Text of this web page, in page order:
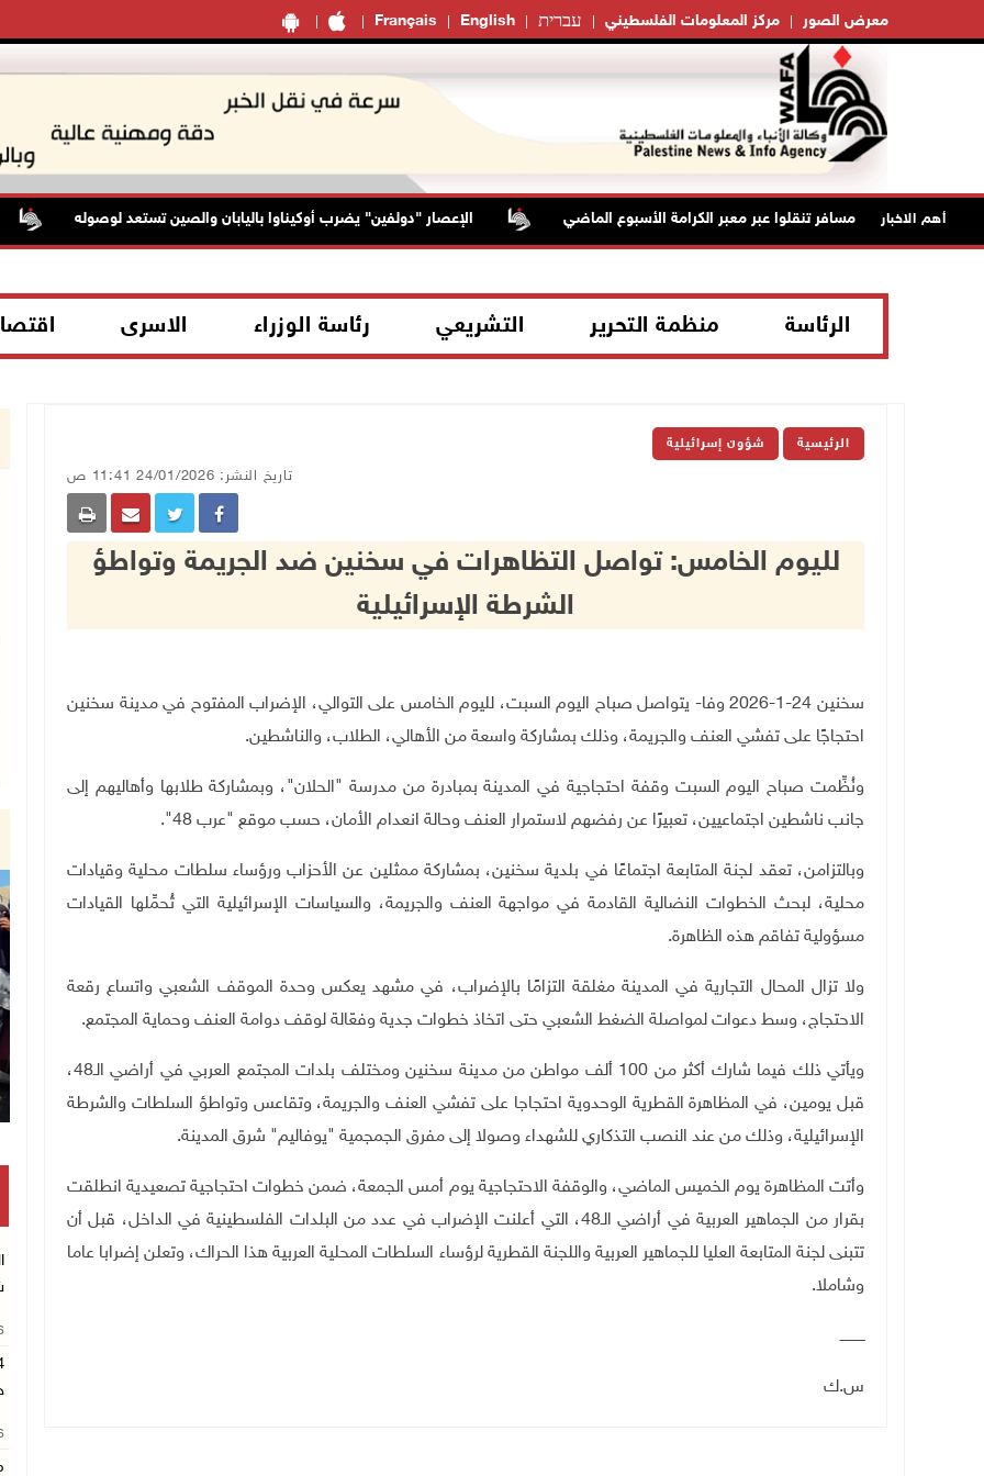
Français English עברית مركز المعلومات الفلسطيني معرض الصور
أهم الاخبار
42 الف مسافر تنقلوا عبر معبر الكرامة الأسبوع الماضي الإعصار "دولفين" يضرب أوكيناوا باليابان والصين تستعد لوصوله
الرئاسة منظمة التحرير التشريعي رئاسة الوزراء الاسرى
الرئيسية شؤون إسرائيلية
تاريخ النشر: 24/01/2026 11:41 ص
لليوم الخامس: تواصل التظاهرات في سخنين ضد الجريمة وتواطؤ
الشرطة الإسرائيلية
سخنين 24-1-2026 وفا- يتواصل صباح اليوم السبت، لليوم الخامس على التوالي، الإضراب المفتوح في مدينة سخنين
احتجاجًا على تفشي العنف والجريمة، وذلك بمشاركة واسعة من الأهالي، الطلاب، والناشطين.
ونُظِّمت صباح اليوم السبت وقفة احتجاجية في المدينة بمبادرة من مدرسة "الحلان"، وبمشاركة طلابها وأهاليهم إلى
جانب ناشطين اجتماعيين، تعبيرًا عن رفضهم لاستمرار العنف وحالة انعدام الأمان، حسب موقع "عرب 48
"
.
وبالتزامن، تعقد لجنة المتابعة اجتماعًا في بلدية سخنين، بمشاركة ممثلين عن الأحزاب ورؤساء سلطات محلية وقيادات
محلية، لبحث الخطوات النضالية القادمة في مواجهة العنف والجريمة، والسياسات الإسرائيلية التي تُحمِّلها القيادات
مسؤولية تفاقم هذه الظاهرة.
ولا تزال المحال التجارية في المدينة مغلقة التزامًا بالإضراب، في مشهد يعكس وحدة الموقف الشعبي واتساع رقعة
الاحتجاج، وسط دعوات لمواصلة الضغط الشعبي حتى اتخاذ خطوات جدية وفعّالة لوقف دوامة العنف وحماية المجتمع.
ويأتي ذلك فيما شارك أكثر من 100 ألف مواطن من مدينة سخنين ومختلف بلدات المجتمع العربي في أراضي الـ48،
قبل يومين، في المظاهرة القطرية الوحدوية احتجاجا على تفشي العنف والجريمة، وتقاعس وتواطؤ السلطات والشرطة
الإسرائيلية، وذلك من عند النصب التذكاري للشهداء وصولا إلى مفرق الجمجمية "يوفاليم" شرق المدينة.
وأتت المظاهرة يوم الخميس الماضي، والوقفة الاحتجاجية يوم أمس الجمعة، ضمن خطوات احتجاجية تصعيدية انطلقت
بقرار من الجماهير العربية في أراضي الـ48، التي أعلنت الإضراب في عدد من البلدات الفلسطينية في الداخل، قبل أن
تتبنى لجنة المتابعة العليا للجماهير العربية واللجنة القطرية لرؤساء السلطات المحلية العربية هذا الحراك، وتعلن إضرابا عاما
وشاملا.
ـــــــــــ
س.ك